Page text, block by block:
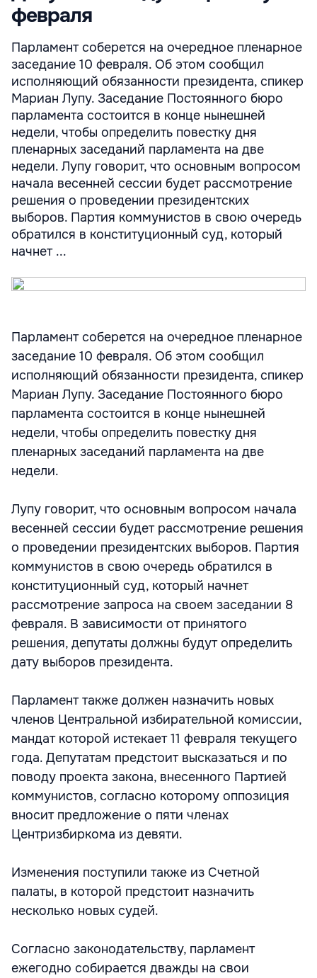
февраля
Парламент соберется на очередное пленарное
заседание 10 февраля. Об этом сообщил
исполняющий обязанности президента, спикер
Мариан Лупу. Заседание Постоянного бюро
парламента состоится в конце нынешней
недели, чтобы определить повестку дня
пленарных заседаний парламента на две
недели. Лупу говорит, что основным вопросом
начала весенней сессии будет рассмотрение
решения о проведении президентских
выборов. Партия коммунистов в свою очередь
обратился в конституционный суд, который
начнет ...
Парламент соберется на очередное пленарное
заседание 10 февраля. Об этом сообщил
исполняющий обязанности президента, спикер
Мариан Лупу. Заседание Постоянного бюро
парламента состоится в конце нынешней
недели, чтобы определить повестку дня
пленарных заседаний парламента на две
недели.
Лупу говорит, что основным вопросом начала
весенней сессии будет рассмотрение решения
о проведении президентских выборов. Партия
коммунистов в свою очередь обратился в
конституционный суд, который начнет
рассмотрение запроса на своем заседании 8
февраля. В зависимости от принятого
решения, депутаты должны будут определить
дату выборов президента.
Парламент также должен назначить новых
членов Центральной избирательной комиссии,
мандат которой истекает 11 февраля текущего
года. Депутатам предстоит высказаться и по
поводу проекта закона, внесенного Партией
коммунистов, согласно которому оппозиция
вносит предложение о пяти членах
Центризбиркома из девяти.
Изменения поступили также из Счетной
палаты, в которой предстоит назначить
несколько новых судей.
Согласно законодательству, парламент
ежегодно собирается дважды на свои